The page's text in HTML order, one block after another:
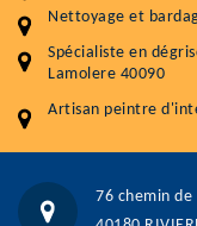
Nettoyage et
Spécialiste en
Lamolere 40090
Artisan peintre
76 chemin de
Artisant local
76 chemin de la